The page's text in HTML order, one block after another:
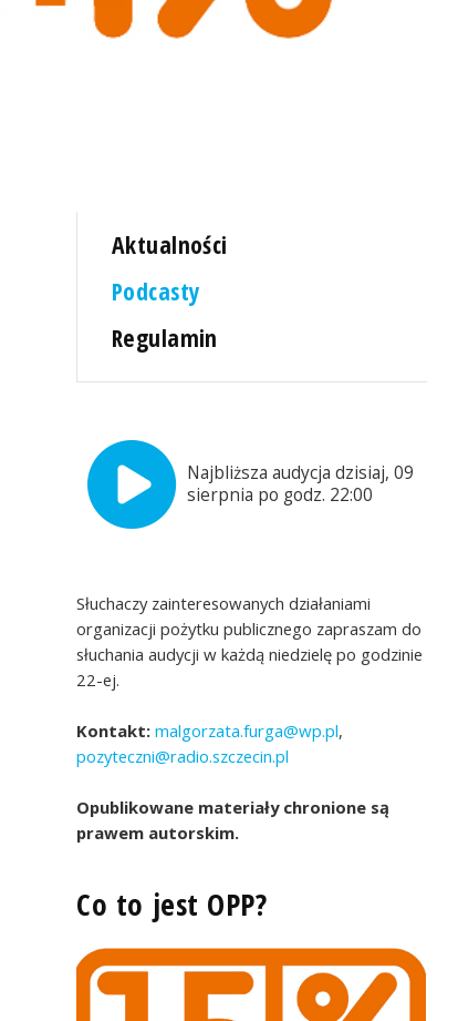
w Karlinie
Aktualności
Podcasty
Regulamin
Najbliższa audycja dzisiaj, 09
sierpnia po godz. 22:00
Słuchaczy zainteresowanych działaniami
organizacji pożytku publicznego zapraszam do
słuchania audycji w każdą niedzielę po godzinie
22-ej.
Kontakt: malgorzata.furga@wp.pl,
pozyteczni@radio.szczecin.pl
Opublikowane materiały chronione są
prawem autorskim.
Co to jest OPP?